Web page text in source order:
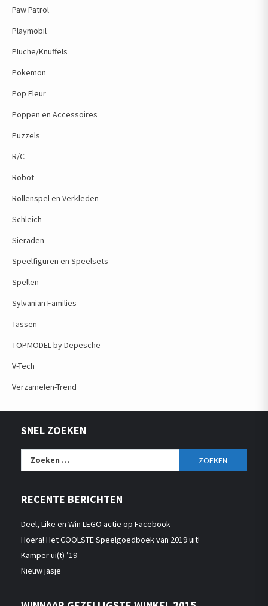
Paw Patrol
Playmobil
Pluche/Knuffels
Pokemon
Pop Fleur
Poppen en Accessoires
Puzzels
R/C
Robot
Rollenspel en Verkleden
Schleich
Sieraden
Speelfiguren en Speelsets
Spellen
Sylvanian Families
Tassen
TOPMODEL by Depesche
V-Tech
Verzamelen-Trend
SNEL ZOEKEN
Zoeken
RECENTE BERICHTEN
Deel, Like en Win LEGO actie op Facebook
Hoera! Het COOLSTE Speelgoedboek van 2019 uit!
Kamper ui(t) ’19
Nieuw jasje